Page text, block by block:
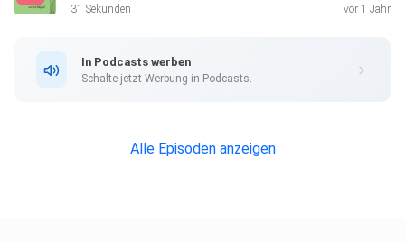
31 Sekunden vor 1 Jahr
In Podcasts werben
Schalte jetzt Werbung in Podcasts.
Alle Episoden anzeigen